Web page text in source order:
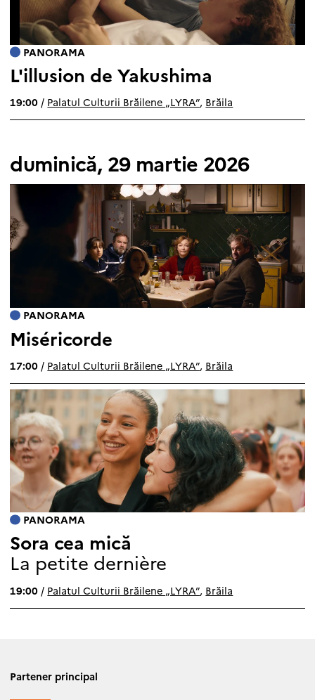
PANORAMA
L'illusion de Yakushima
19:00 / Palatul Culturii Brăilene „LYRA”, Brăila
duminică, 29 martie 2026
PANORAMA
Miséricorde
17:00 / Palatul Culturii Brăilene „LYRA”, Brăila
PANORAMA
Sora cea mică
La petite dernière
19:00 / Palatul Culturii Brăilene „LYRA”, Brăila
Partener principal